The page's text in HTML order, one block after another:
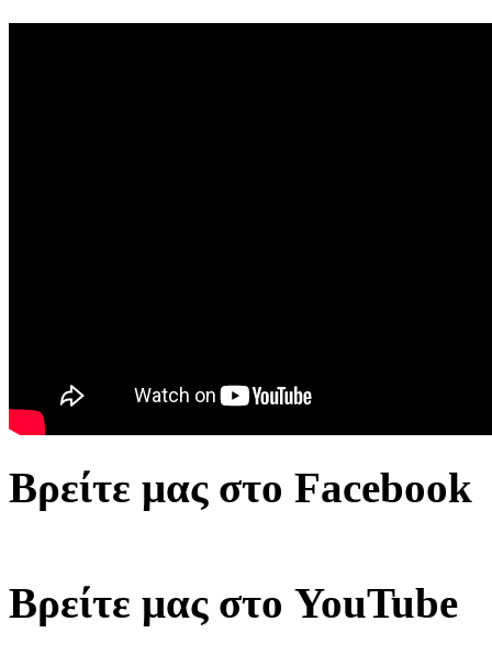
Βρείτε μας στο Facebook
Βρείτε μας στο YouTube